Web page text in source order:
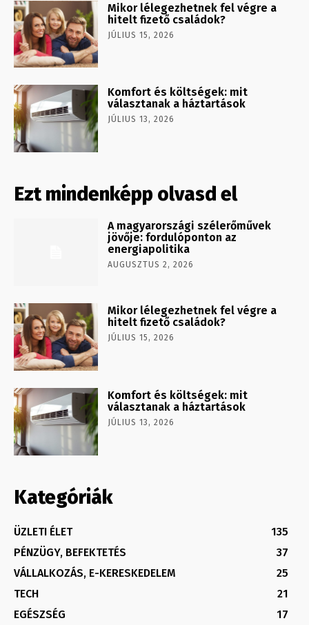
Mikor lélegezhetnek fel végre a
hitelt fizető családok?
JÚLIUS 15, 2026
Komfort és költségek: mit
választanak a háztartások
JÚLIUS 13, 2026
Ezt mindenképp olvasd el
A magyarországi szélerőművek
jövője: fordulóponton az
energiapolitika
AUGUSZTUS 2, 2026
Mikor lélegezhetnek fel végre a
hitelt fizető családok?
JÚLIUS 15, 2026
Komfort és költségek: mit
választanak a háztartások
JÚLIUS 13, 2026
Kategóriák
ÜZLETI ÉLET
135
PÉNZÜGY, BEFEKTETÉS
37
VÁLLALKOZÁS, E-KERESKEDELEM
25
TECH
21
EGÉSZSÉG
17